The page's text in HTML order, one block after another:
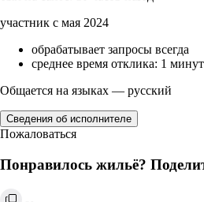
участник с мая 2024
обрабатывает запросы всегда
среднее время отклика: 1
Общается на языках — русский
Сведения об исполнителе
Пожаловаться
Понравилось жильё?